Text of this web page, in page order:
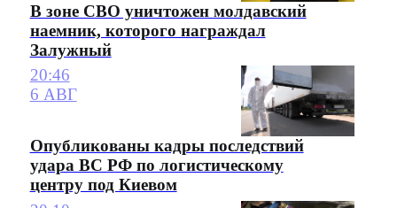
В зоне СВО уничтожен молдавский
наемник, которого награждал
Залужный
20:46
6 АВГ
Опубликованы кадры последствий
удара ВС РФ по логистическому
центру под Киевом